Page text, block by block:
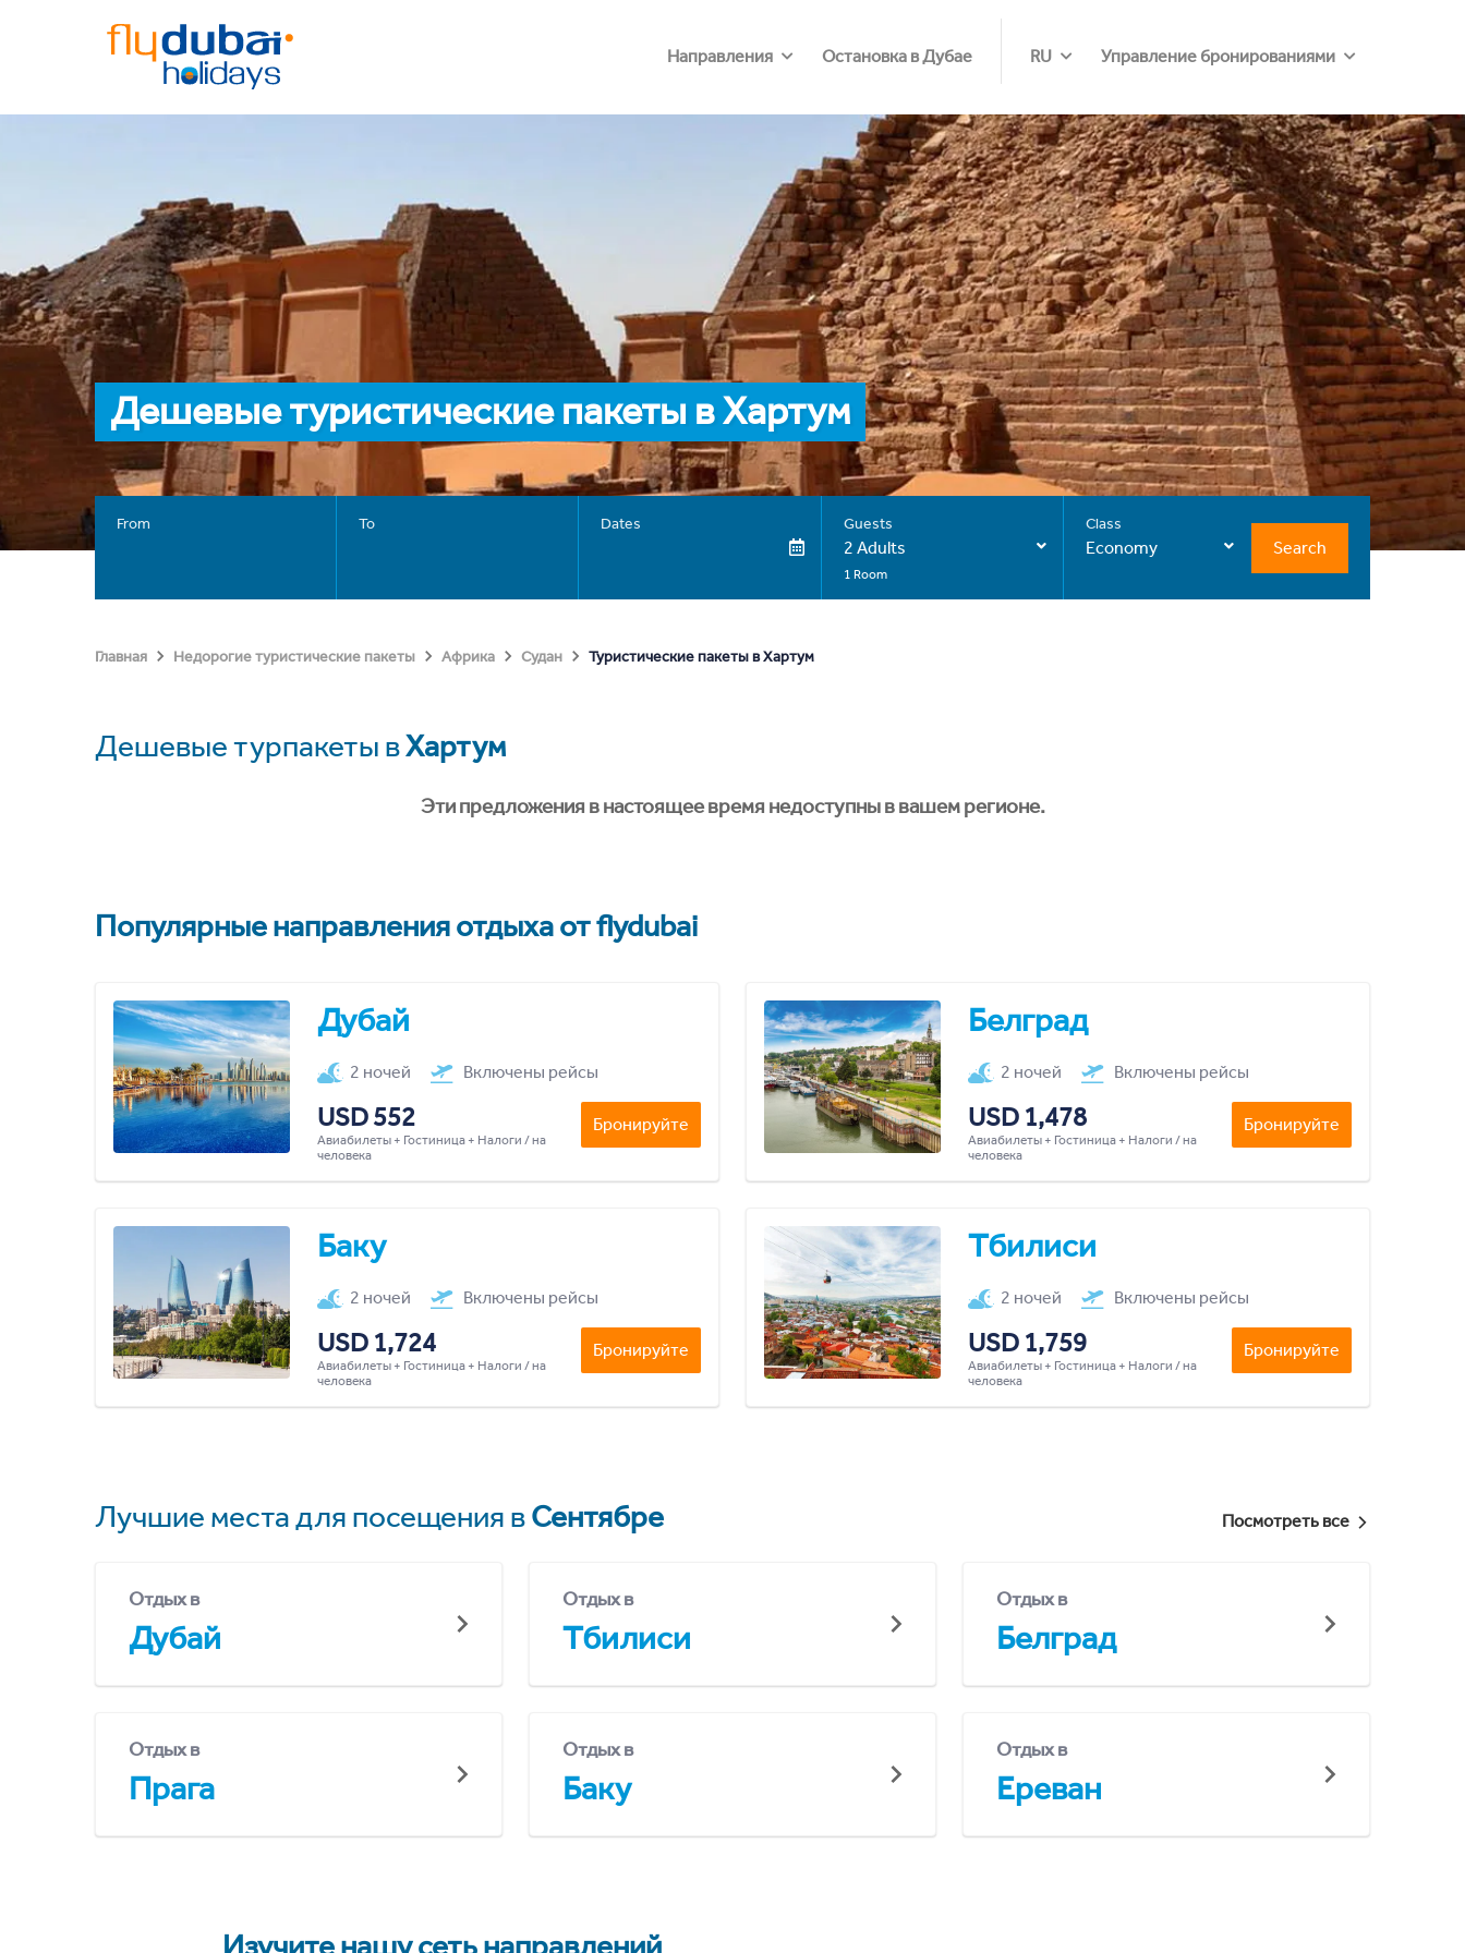
Направления Остановка в Дубае RU Управление бронированиями
Дешевые туристические пакеты в Хартум
From To Dates Guests
2 Adults
1 Room
Class
Economy Search
Главная Недорогие туристические пакеты Африка Судан Туристические пакеты в Хартум
Дешевые турпакеты вХартум
Эти предложения в настоящее время недоступны в вашем регионе.
Популярные направления отдыха от flydubai
Дубай
2 ночей Включены рейсы
USD 552
Авиабилеты + Гостиница + Налоги / на
человека
Бронируйте
Белград
2 ночей Включены рейсы
USD 1,478
Авиабилеты + Гостиница + Налоги / на
человека
Бронируйте
Баку
2 ночей Включены рейсы
USD 1,724
Авиабилеты + Гостиница + Налоги / на
человека
Бронируйте
Тбилиси
2 ночей Включены рейсы
USD 1,759
Авиабилеты + Гостиница + Налоги / на
человека
Бронируйте
Лучшие места для посещения вСентябре Посмотреть все
Отдых в
Дубай
Отдых в
Тбилиси
Отдых в
Белград
Отдых в
Прага
Отдых в
Баку
Отдых в
Ереван